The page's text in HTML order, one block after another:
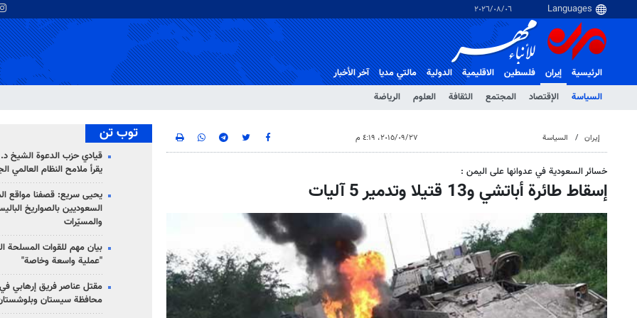
٠٦‏/٠٨‏/٢٠٢٦
الرئيسية
إيران
السياسة
الإقتصاد المجتمع الثقافة العلوم الرياضة
فلسطین الاقلیمیة الدولية مالتي مدیا آخر الأخبار
إيران السياسة ٢٧‏/٠٩‏/٢٠١٥، ٤:١٩ م
خسائر السعودية في عدوانها علی الیمن :
إسقاط طائرة أباتشي و13 قتيلا وتدمير 5 آليات
توب تن
قيادي حزب الدعوة الشيخ
يقرأ ملامح النظام العالمي
يحيى سريع: قصفنا مواقع
السعوديين بالصواريخ
والمسيّرات
بيان مهم للقوات المسلحة
"عملية واسعة وخاصة"
مقتل عناصر فريق إرهابي
محافظة سيستان